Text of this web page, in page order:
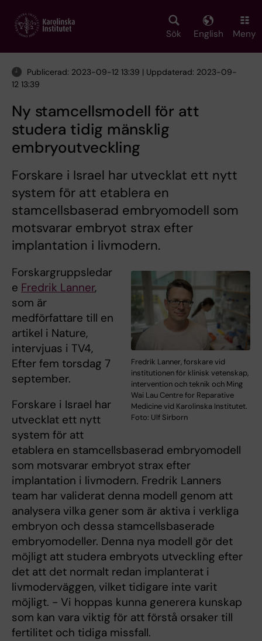
main
Sök English Meny
Publicerad: 2023-09-12 13:39 | Uppdaterad: 2023-09-
12 13:39
Ny stamcellsmodell för att
studera tidig mänsklig
embryoutveckling
Forskare i Israel har utvecklat ett nytt
system för att etablera en
stamcellsbaserad embryomodell som
motsvarar embryot strax efter
implantation i livmodern.
Fredrik Lanner, forskare vid
institutionen för klinisk vetenskap,
intervention och teknik och Ming
Wai Lau Centre for Reparative
Medicine vid Karolinska Institutet.
Foto: Ulf Sirborn
Forskargruppsledar
e Fredrik Lanner,
som är
medförfattare till en
artikel i Nature,
intervjuas i TV4,
Efter fem torsdag 7
september.
Forskare i Israel har
utvecklat ett nytt
system för att
etablera en stamcellsbaserad embryomodell
som motsvarar embryot strax efter
implantation i livmodern. Fredrik Lanners
team har validerat denna modell genom att
analysera vilka gener som är aktiva i verkliga
embryon och dessa stamcellsbaserade
embryomodeller. Denna nya modell gör det
möjligt att studera embryots utveckling efter
det att det normalt redan implanterat i
livmoderväggen, vilket tidigare inte varit
möjligt. - Vi hoppas kunna generera kunskap
som kan vara viktig för att förstå orsaker till
fertilitet och tidiga missfall.